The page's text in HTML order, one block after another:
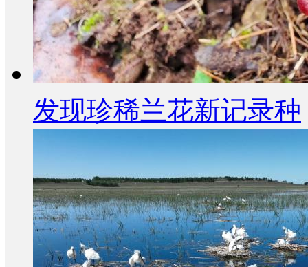
发现珍稀兰花新记录种